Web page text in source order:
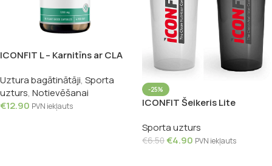
ICONFIT L – Karnitīns ar CLA
kapsulas
Uztura bagātinātāji, Sporta
uzturs, Notievēšanai
€12.90 PVN iekļauts
-25%
ICONFIT Šeikeris Lite
Sporta uzturs
€6.50€4.90 PVN iekļauts